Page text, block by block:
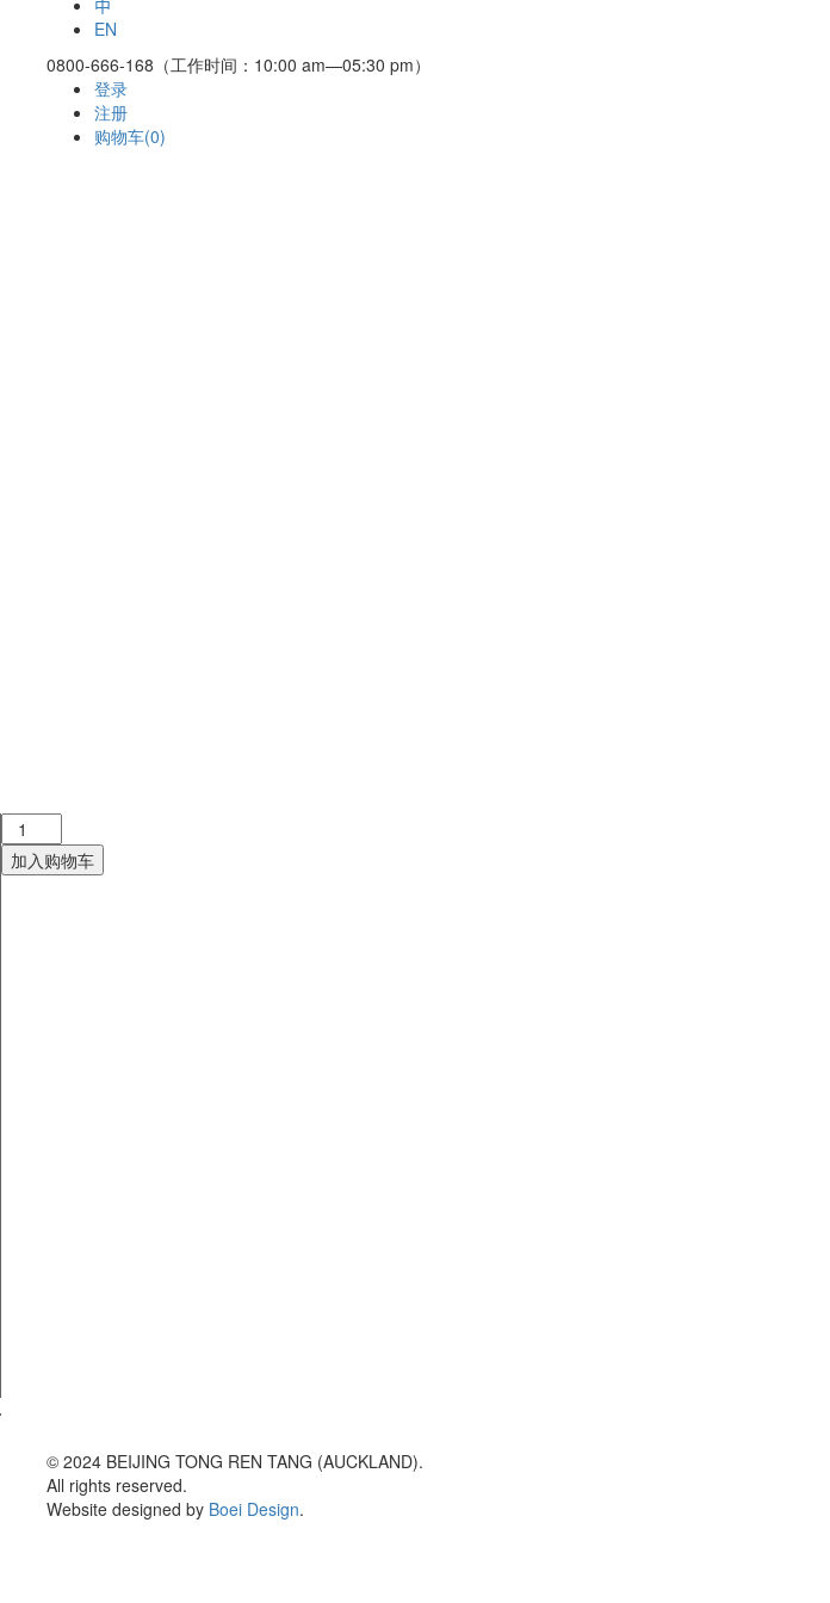
中
EN
0800-666-168（工作时间：10:00 am—05:30 pm）
登录
注册
购物车(0)
南
白加入购物车
© 2024 BEIJING TONG REN TANG (AUCKLAND).
All rights reserved.
Website designed by Boei Design.